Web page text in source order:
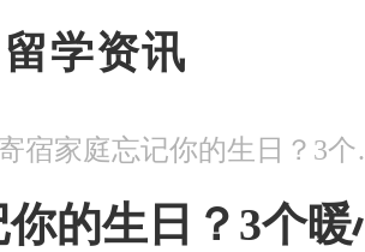
留学资讯
当寄宿
的生日？3个